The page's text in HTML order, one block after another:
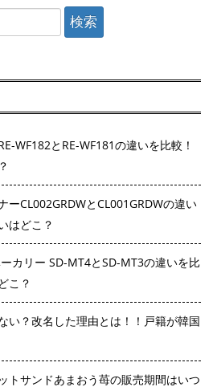
WF182とRE-WF181の違いを比較！
ーCL002GRDWとCL001GRDWの違い
はどこ？
カリー SD-MT4とSD-MT3の違いを比
こ？
い？改名した理由とは！！戸籍が韓国
トサンドあまおう苺の販売期間はいつ